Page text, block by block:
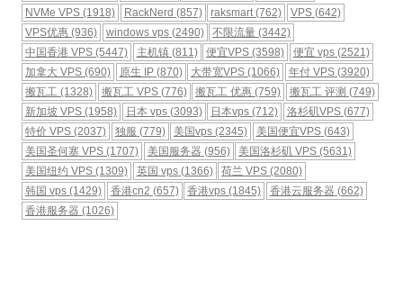
NVMe VPS (1918) RackNerd (857) raksmart(762) VPS(642)
VPS优惠 (936) windows vps(2490) 不限流量 (3442)
中国香港 VPS (5447) 主机镇(811) 便宜VPS (3598) 便宜 vps(2521)
加拿大 VPS (690) 原生 IP(870) 大带宽VPS (1066) 年付 VPS(3920)
搬瓦工 (1328) 搬瓦工 VPS(776) 搬瓦工 优惠 (759) 搬瓦工 评测 (749)
新加坡 VPS (1958) 日本 vps(3093) 日本vps (712) 洛杉矶VPS(677)
特价 VPS (2037) 独服 (779) 美国vps (2345) 美国便宜VPS(643)
美国圣何塞 VPS (1707) 美国服务器 (956) 美国洛杉矶 VPS (5631)
美国纽约 VPS (1309) 英国 vps(1366) 荷兰 VPS (2080)
韩国 vps (1429) 香港cn2 (657) 香港vps (1845) 香港云服务器 (662)
香港服务器 (1026)